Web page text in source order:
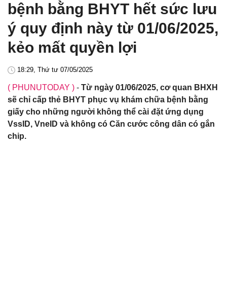
bệnh bằng BHYT hết sức lưu
ý quy định này từ 01/06/2025,
kẻo mất quyền lợi
18:29, Thứ tư 07/05/2025
( PHUNUTODAY ) - Từ ngày 01/06/2025, cơ quan BHXH
sẽ chỉ cấp thẻ BHYT phục vụ khám chữa bệnh bằng
giấy cho những người không thể cài đặt ứng dụng
VssID, VneID và không có Căn cước công dân có gắn
chip.